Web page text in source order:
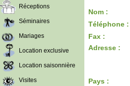
Réceptions
Séminaires
Mariages
Location exclusive
Location saisonnière
Visites
Nom :
Téléphone :
Fax :
Adresse :
Pays :